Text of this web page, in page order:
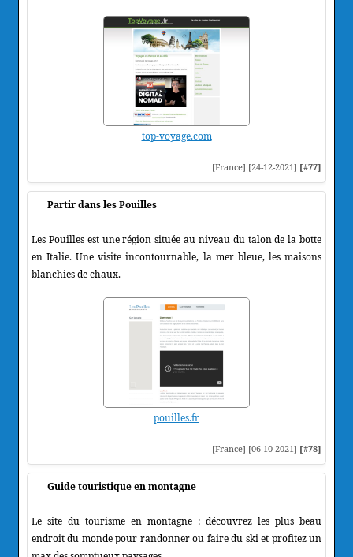
top-voyage.com
[France] [24-12-2021] [#77]
Partir dans les Pouilles
Les Pouilles est une région située au niveau du talon de la botte
en Italie. Une visite incontournable, la mer bleue, les maisons
blanchies de chaux.
pouilles.fr
[France] [06-10-2021] [#78]
Guide touristique en montagne
Le site du tourisme en montagne : découvrez les plus beau
endroit du monde pour randonner ou faire du ski et profitez un